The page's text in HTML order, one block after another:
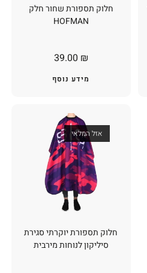
חלוק תספורת שחור חלק
HOFMAN
39.00 ₪
מידע נוסף
אזל המלאי
חלוק תספורת יוקרתי סגירת
סיליקון לנוחות מירבית